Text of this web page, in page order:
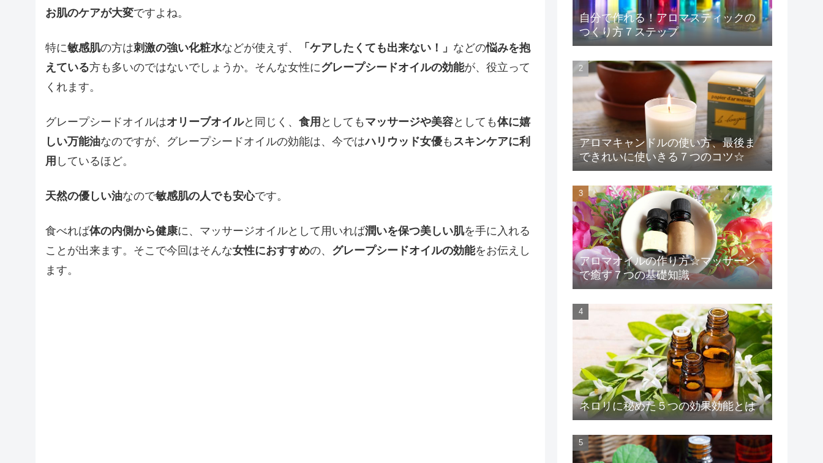
お肌のケアが大変ですよね。
特に敏感肌の方は刺激の強い化粧水などが使えず、 「ケアしたくても出来ない！」 などの悩みを抱
えている方も多いのではないでしょうか。そんな女性にグレープシードオイルの効能が、役立って
くれます。
グレープシードオイルはオリーブオイルと同じく、 食用 としても マッサージや美容としても体に嬉
しい万能油なのですが、グレープシードオイルの効能は、今ではハリウッド女優も スキンケアに利
用 しているほど。
天然の優しい油なので敏感肌の人でも安心です。
食べれば体の内側から健康に、マッサージオイルとして用いれば潤いを保つ美しい肌を手に入れる
ことが出来ます。そこで今回はそんな女性におすすめの、 グレープシードオイルの効能をお伝えし
ます。
自分で作れる！アロマスティックの
つくり方７ステップ
アロマキャンドルの使い方、最後ま
できれいに使いきる７つのコツ☆
アロマオイルの作り方☆マッサージ
で癒す７つの基礎知識
ネロリに秘めた５つの効果効能とは